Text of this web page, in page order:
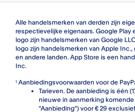
Alle handelsmerken van derden zijn
respectievelijke eigenaars. Google Play
logo zijn handelsmerken van Google
logo zijn handelsmerken van Apple
en andere landen. App Store is een
Inc.
1 Aanbiedingsvoorwaarden voor de
Tarieven. De aanbieding is één
nieuwe in aanmerking
"Aanbieding") voor € 29